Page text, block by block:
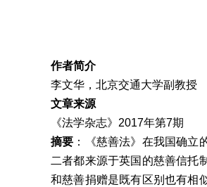
作者简介
李文华，北京交通大学副教授
文章来源
《法学杂志》2017年第7期
摘要 ：《慈善法》在我国确
二者都来源于英国的慈善信托
和慈善捐赠是既有区别也有相